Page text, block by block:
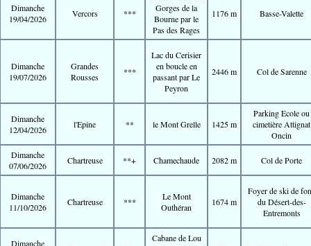
Dimanche
19/04/2026
Vercors ***
Gorges de la
Bourne par le
Pas des Rages
1176 m Basse-Valette
Dimanche
19/07/2026
Grandes
Rousses
***
Lac du Cerisier
en boucle en
passant par Le
Peyron
2446 m Col de Sarenne
Dimanche
12/04/2026
l'Epine ** le Mont Grelle 1425 m
Parking Ecole ou
cimetière Attignat
Oncin
Dimanche
07/06/2026
Chartreuse **+ Chamechaude 2082 m Col de Porte
Dimanche
11/10/2026
Chartreuse ***
Le Mont
Outhéran
1674 m
Foyer de ski de
du Désert-des-
Entremonts
Dimanche
Cabane de Lou